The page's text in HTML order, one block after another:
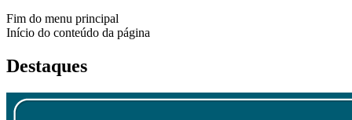
Fim do menu principal
Início do conteúdo da página
Destaques